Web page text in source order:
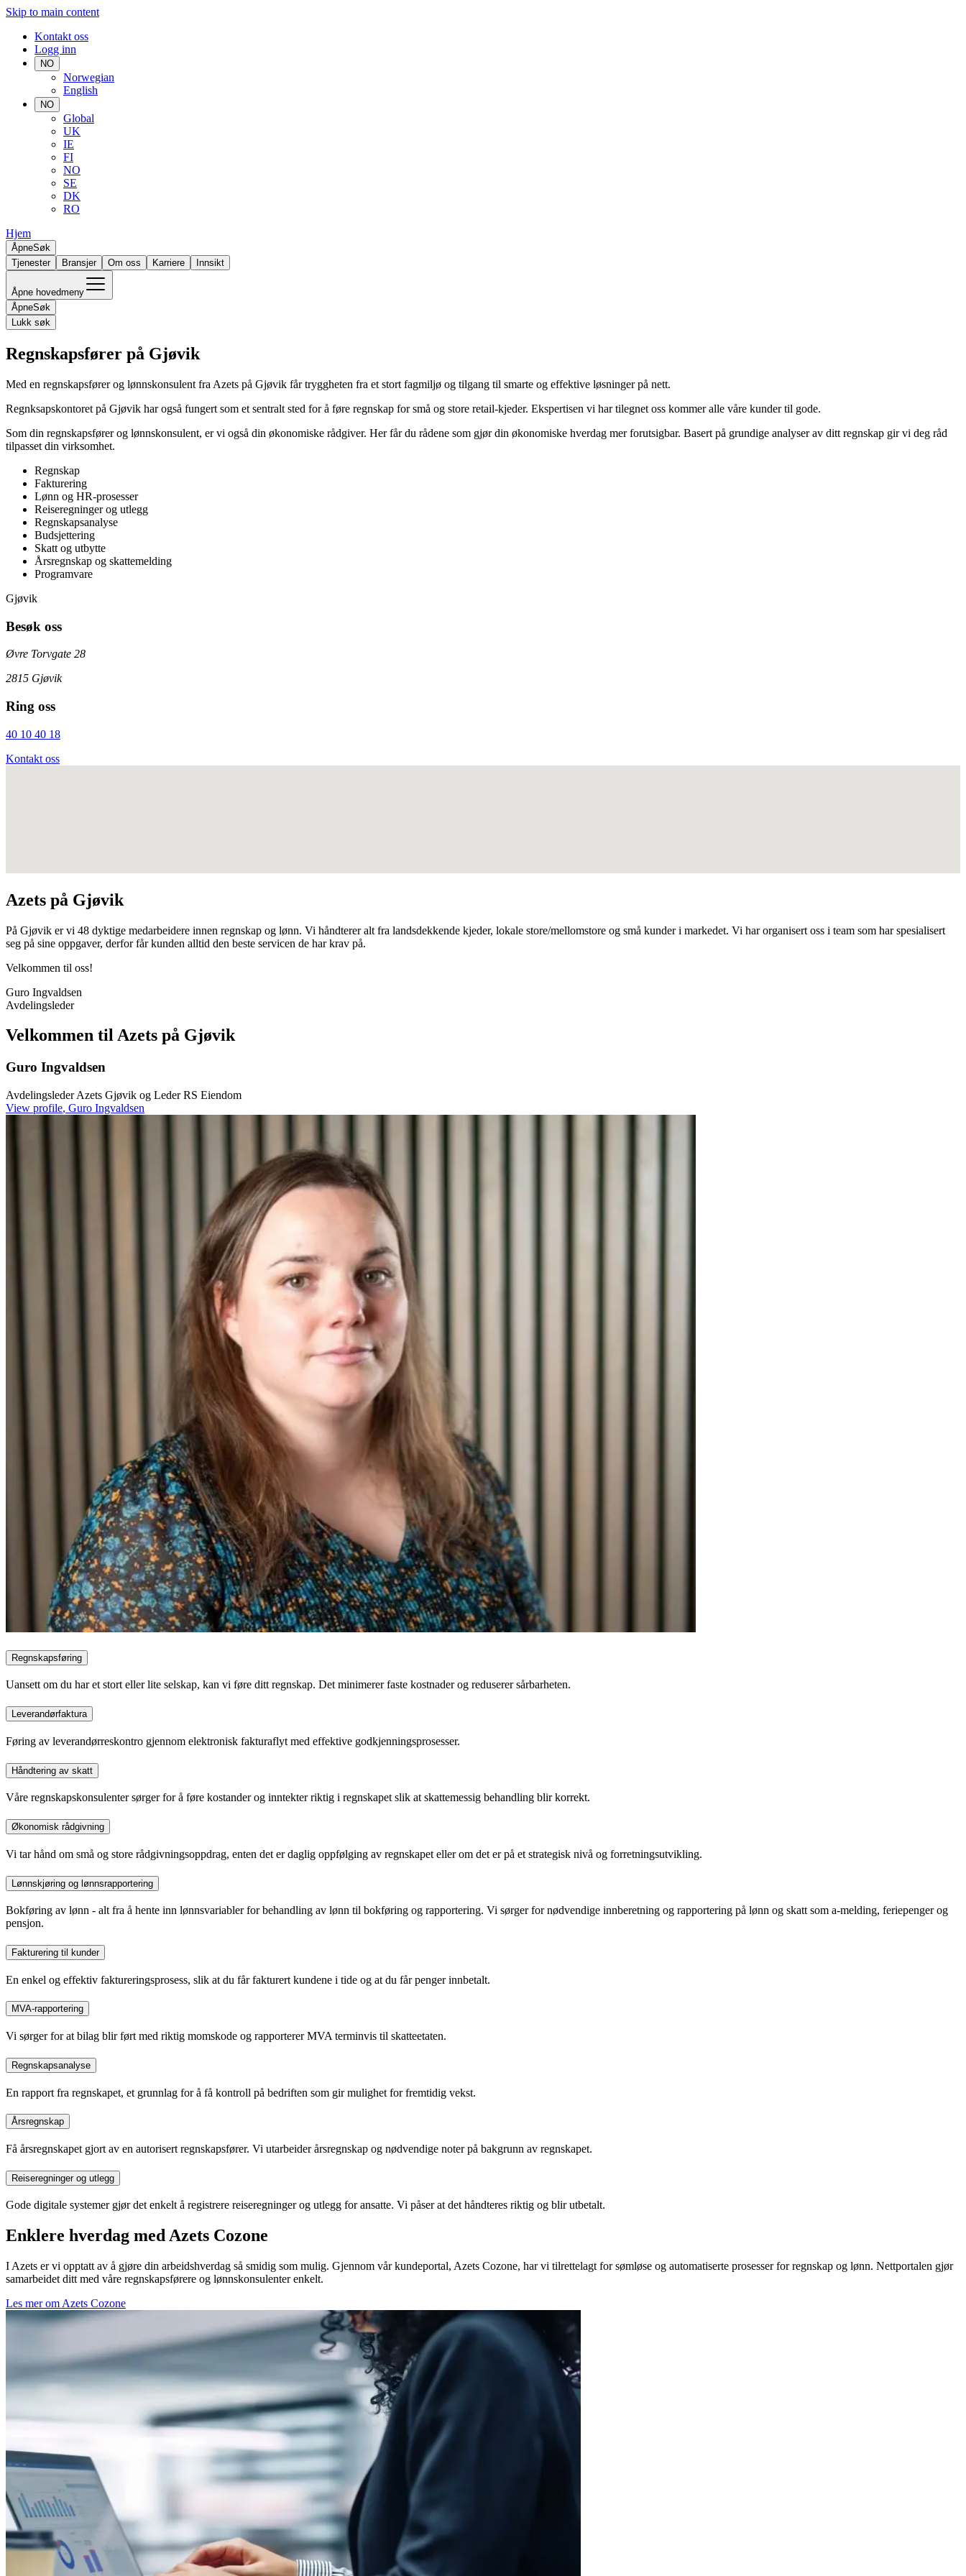
Skip to main content
Kontakt oss
Logg inn
NO
Norwegian
English
NO
Global
UK
IE
FI
NO
SE
DK
RO
Hjem
ÅpneSøk
Tjenester
Bransjer Om oss Karriere Innsikt
Åpne hovedmeny
ÅpneSøk
Lukk søk
Regnskapsfører på Gjøvik
Med en regnskapsfører og lønnskonsulent fra Azets på Gjøvik får tryggheten fra et stort fagmiljø og tilgang til smarte og effektive løsninger på nett.
Regnksapskontoret på Gjøvik har også fungert som et sentralt sted for å føre regnskap for små og store retail-kjeder. Ekspertisen vi har tilegnet oss kommer alle våre kunder til gode.
Som din regnskapsfører og lønnskonsulent, er vi også din økonomiske rådgiver. Her får du rådene som gjør din økonomiske hverdag mer forutsigbar. Basert på grundige analyser av ditt regnskap gir vi deg råd
tilpasset din virksomhet.
Regnskap
Fakturering
Lønn og HR-prosesser
Reiseregninger og utlegg
Regnskapsanalyse
Budsjettering
Skatt og utbytte
Årsregnskap og skattemelding
Programvare
Gjøvik
Besøk oss
Øvre Torvgate 28
2815 Gjøvik
Ring oss
40 10 40 18
Kontakt oss
Azets på Gjøvik
På Gjøvik er vi 48 dyktige medarbeidere innen regnskap og lønn. Vi håndterer alt fra landsdekkende kjeder, lokale store/mellomstore og små kunder i markedet. Vi har organisert oss i team som har spesialisert
seg på sine oppgaver, derfor får kunden alltid den beste servicen de har krav på.
Velkommen til oss!
Guro Ingvaldsen
Avdelingsleder
Velkommen til Azets på Gjøvik
Guro Ingvaldsen
Avdelingsleder Azets Gjøvik og Leder RS Eiendom
View profile, Guro Ingvaldsen
Regnskapsføring
Uansett om du har et stort eller lite selskap, kan vi føre ditt regnskap. Det minimerer faste kostnader og reduserer sårbarheten.
Leverandørfaktura
Føring av leverandørreskontro gjennom elektronisk fakturaflyt med effektive godkjenningsprosesser.
Håndtering av skatt
Våre regnskapskonsulenter sørger for å føre kostander og inntekter riktig i regnskapet slik at skattemessig behandling blir korrekt.
Økonomisk rådgivning
Vi tar hånd om små og store rådgivningsoppdrag, enten det er daglig oppfølging av regnskapet eller om det er på et strategisk nivå og forretningsutvikling.
Lønnskjøring og lønnsrapportering
Bokføring av lønn - alt fra å hente inn lønnsvariabler for behandling av lønn til bokføring og rapportering. Vi sørger for nødvendige innberetning og rapportering på lønn og skatt som a-melding, feriepenger og
pensjon.
Fakturering til kunder
En enkel og effektiv faktureringsprosess, slik at du får fakturert kundene i tide og at du får penger innbetalt.
MVA-rapportering
Vi sørger for at bilag blir ført med riktig momskode og rapporterer MVA terminvis til skatteetaten.
Regnskapsanalyse
En rapport fra regnskapet, et grunnlag for å få kontroll på bedriften som gir mulighet for fremtidig vekst.
Årsregnskap
Få årsregnskapet gjort av en autorisert regnskapsfører. Vi utarbeider årsregnskap og nødvendige noter på bakgrunn av regnskapet.
Reiseregninger og utlegg
Gode digitale systemer gjør det enkelt å registrere reiseregninger og utlegg for ansatte. Vi påser at det håndteres riktig og blir utbetalt.
Enklere hverdag med Azets Cozone
I Azets er vi opptatt av å gjøre din arbeidshverdag så smidig som mulig. Gjennom vår kundeportal, Azets Cozone, har vi tilrettelagt for sømløse og automatiserte prosesser for regnskap og lønn. Nettportalen gjør
samarbeidet ditt med våre regnskapsførere og lønnskonsulenter enkelt.
Les mer om Azets Cozone